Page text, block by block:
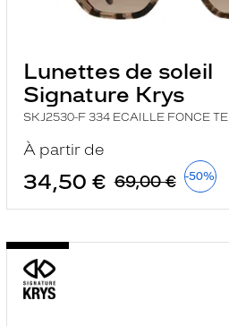
Lunettes de soleil
Signature Krys
SKJ2530-F 334 ECAILLE FONCE TE
À partir de
34,50 € 69,00 € -50%